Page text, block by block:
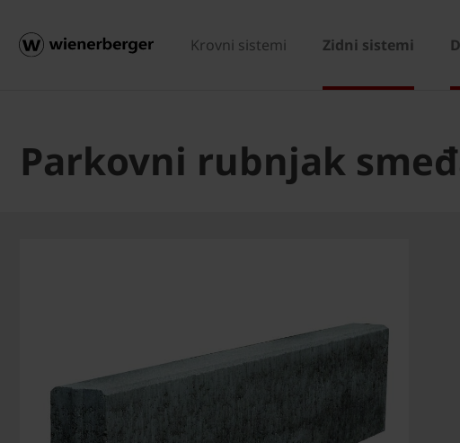
Krovni sistemi Zidni sistemi
Parkovni rubnjak